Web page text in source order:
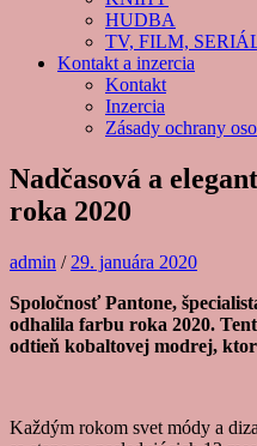
HUDBA
TV, FILM,
Kontakt a inzercia
Kontakt
Inzercia
Zásady ochrany
Nadčasová a
roka 2020
admin / 29. januára 2020
Spoločnosť Pantone,
odhalila farbu roka 2020.
odtieň kobaltovej modrej,
Každým rokom svet módy a